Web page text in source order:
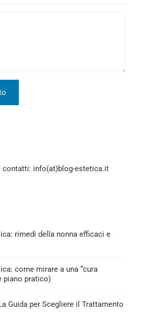
contatti: info(at)blog-estetica.it
rimedi della nonna efficaci e
come mirare a una “cura
piano pratico)
Guida per Scegliere il Trattamento